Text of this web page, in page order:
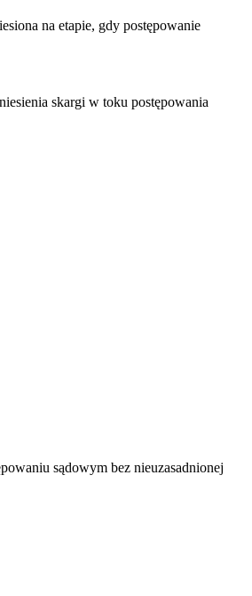
na etapie, gdy postępowanie
skargi w toku postępowania
sądowym bez nieuzasadnionej